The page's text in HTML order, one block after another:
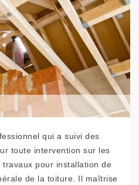
qui a suivi des
toute intervention sur les
pour installation de
de la toiture. Il maîtrise